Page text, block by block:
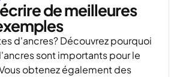
de meilleures
d'ancres? Découvrez pourquoi
sont importants pour le
obtenez également des